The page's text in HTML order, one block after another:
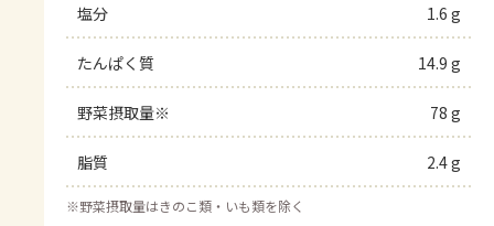
塩分 1.6 g
たんぱく質 14.9 g
野菜摂取量※ 78 g
脂質 2.4 g
※野菜摂取量はきのこ類・いも類を除く